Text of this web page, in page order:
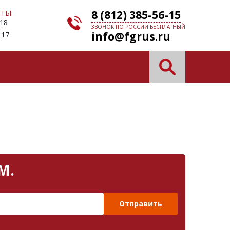
8 (812) 385-56-15
ЗВОНОК ПО РОССИИ БЕСПЛАТНЫЙ
info@fgrus.ru
Отправить